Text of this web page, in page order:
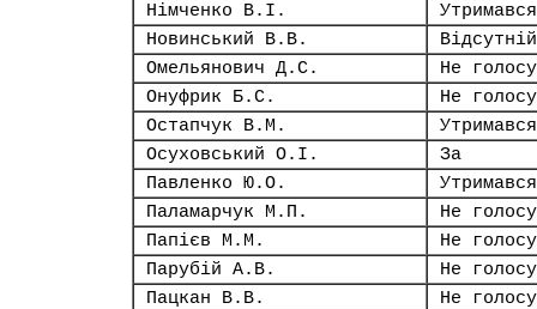
Німченко В.І.
Утримався
Новинський В.В.
Відсутній
Омельянович Д.С.
Не
Онуфрик Б.С.
Не
Остапчук В.М.
Утримався
Осуховський О.І.
За
Павленко Ю.О.
Утримався
Паламарчук М.П.
Не
Папієв М.М.
Не
Парубій А.В.
Не
Пацкан В.В.
Не